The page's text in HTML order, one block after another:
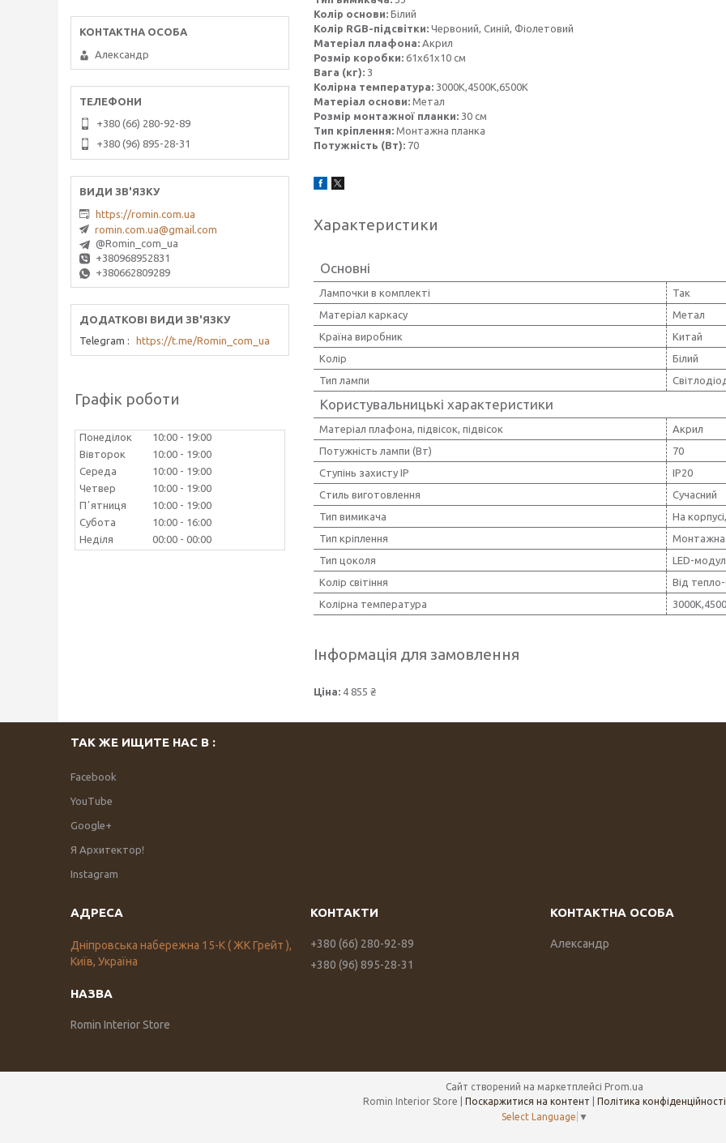
Колір основи: Білий
Колір RGB-підсвітки: Червоний, Синій, Фіолетовий
Матеріал плафона: Акрил
Розмір коробки: 61х61х10 см
Вага (кг): 3
Колірна температура: 3000K,4500K,6500K
Матеріал основи: Метал
Розмір монтажної планки: 30 см
Тип кріплення: Монтажна планка
Потужність (Вт): 70
Характеристики
Основні
Лампочки в комплекті
Так
Матеріал каркасу
Метал
Країна виробник
Китай
Колір
Білий
Тип лампи
Користувальницькі характеристики
Матеріал плафона, підвісок, підвісок
Акрил
Потужність лампи (Вт)
70
Ступінь захисту IP
IP20
Стиль виготовлення
Сучасний
Тип вимикача
На
Тип кріплення
Монтажна
Тип цоколя
LED-
Колір світіння
Від
Колірна температура
Інформація для замовлення
Ціна: 4 855 ₴
Александр
+380 (66) 280-92-89
+380 (96) 895-28-31
https://romin.com.ua
romin.com.ua@gmail.com
@Romin_com_ua
+380968952831
+380662809289
Telegram https://t.me/Romin_com_ua
Графік роботи
Понеділок 10:00
19:00
Вівторок
10:00
19:00
Середа
10:00
19:00
Четвер
10:00
19:00
Пʼятниця
10:00
19:00
Субота
10:00
16:00
Неділя
00:00 00:00
ТАК ЖЕ ИЩИТЕ НАС В :
Facebook
YouTube
Google+
Я Архитектор!
Instagram
Дніпровська набережна 15-К ( ЖК Грейт ),
Київ, Україна
Romin Interior Store
+380 (66) 280-92-89
+380 (96) 895-28-31
Александр
Сайт створений на маркетплейсі Prom.ua
Поскаржитися на контент
Політика конфіденційності
Select Language ▼